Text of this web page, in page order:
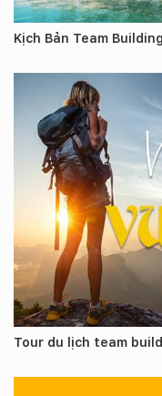
Kịch Bản Team
Tour du lịch team